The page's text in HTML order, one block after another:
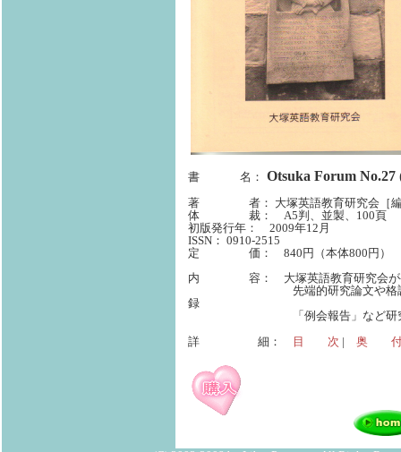
書 名： Otsuka Forum
著 者： 大塚英語教育研究会 ［
体 裁： A5判、並製、100頁
初版発行年： 2009年12月
ISSN： 0910-2515
定 価： 840円（本体800円）
内 容： 大塚英語教育研究会が発行
先端的研究論文や格調高いエ
録
「例会報告」など研究会の
詳 細： 目 次 奥